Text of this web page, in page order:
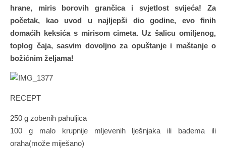
hrane, miris borovih grančica i svjetlost svijeća! Za
početak, kao uvod u najljepši dio godine, evo finih
domaćih keksića s mirisom cimeta. Uz šalicu omiljenog,
toplog čaja, sasvim dovoljno za opuštanje i maštanje o
božićnim željama!
RECEPT
250 g zobenih pahuljica
100 g malo krupnije mljevenih lješnjaka ili badema ili
oraha(može miješano)